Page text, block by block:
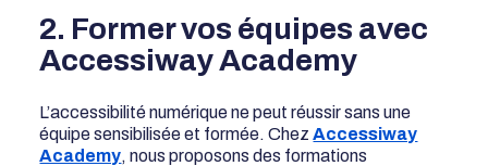
2. Former vos équipes avec
Accessiway Academy
L’accessibilité numérique ne peut réussir sans une
équipe sensibilisée et formée. ChezAccessiway
Academy, nous proposons des formations